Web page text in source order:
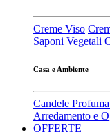
Creme Viso
Saponi Vegetali
Casa e Ambiente
Candele
Arredamento e
OFFERTE